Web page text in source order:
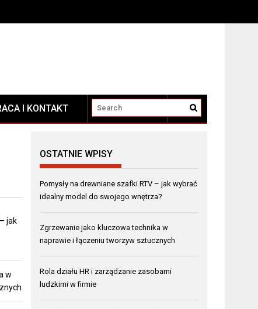
I KONTAKT KONTAKT
jak
w
OSTATNIE WPISY
Pomysły na drewniane szafki RTV – jak wybrać
idealny model do swojego wnętrza?
Zgrzewanie jako kluczowa technika w
naprawie i łączeniu tworzyw sztucznych
Rola działu HR i zarządzanie zasobami
ludzkimi w firmie